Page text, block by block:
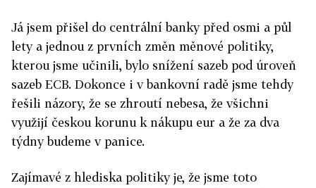
Já jsem přišel do centrální banky před osmi a půl
lety a jednou z prvních změn měnové politiky,
kterou jsme učinili, bylo snížení sazeb pod úroveň
sazeb ECB. Dokonce i v bankovní radě jsme tehdy
řešili názory, že se zhroutí nebesa, že všichni
využijí českou korunu k nákupu eur a že za dva
týdny budeme v panice.
Zajímavé z hlediska politiky je, že jsme toto